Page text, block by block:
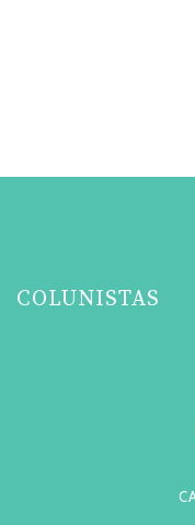
COLUNISTAS
CARLOS PARREIRA